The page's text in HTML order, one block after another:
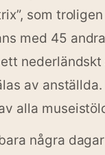
som
med 45
av anställda.
alla
några